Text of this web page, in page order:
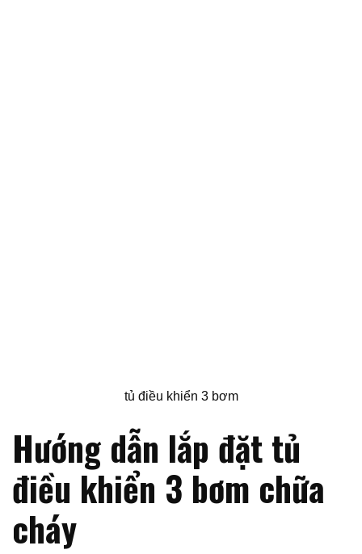
tủ điều khiển 3 bơm
Hướng dẫn lắp đặt tủ
điều khiển 3 bơm chữa
cháy